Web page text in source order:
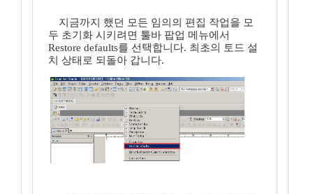
지금까지 했던 모든 임의의 편집 작업을 모
두 초기화 시키려면 툴바 팝업 메뉴에서
Restore defaults를 선택합니다. 최초의 토드 설
치 상태로 되돌아 갑니다.